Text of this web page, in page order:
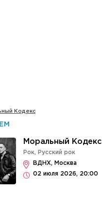
Кодекс
Моральный Кодекс
Рок,
Русский рок
ВДНХ, Москва
02 июля 2026, 20:00